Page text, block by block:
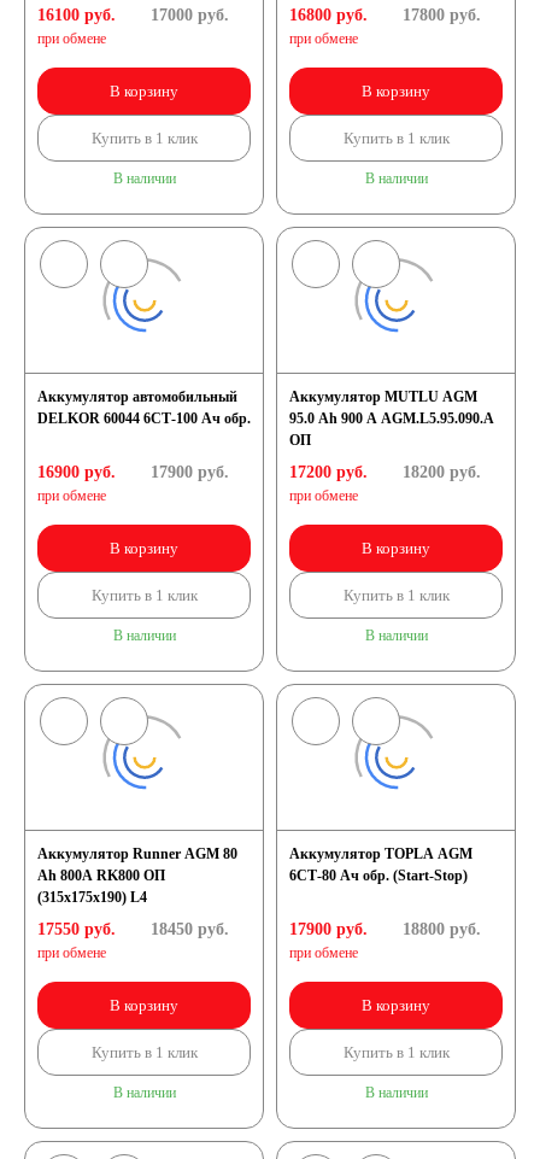
16100 руб.
при обмене
17000руб.
В корзину
Купить в 1 клик
В наличии
16800 руб.
при обмене
17800руб.
В корзину
Купить в 1 клик
В наличии
Аккумулятор автомобильный
DELKOR 60044 6СТ-100 Ач обр.
16900 руб.
при обмене
17900руб.
В корзину
Купить в 1 клик
В наличии
Аккумулятор MUTLU AGM
95.0 Ah 900 A AGM.L5.95.090.A
ОП
17200 руб.
при обмене
18200руб.
В корзину
Купить в 1 клик
В наличии
Аккумулятор Runner AGM 80
Ah 800A RK800 ОП
(315х175х190) L4
17550 руб.
при обмене
18450руб.
В корзину
Купить в 1 клик
В наличии
Аккумулятор TOPLA AGM
6СТ-80 Ач обр. (Start-Stop)
17900 руб.
при обмене
18800руб.
В корзину
Купить в 1 клик
В наличии